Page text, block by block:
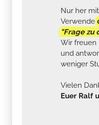
Nur her
Verwende
"Frage zu
Wir freuen
und
weniger
Vielen
Euer Ralf